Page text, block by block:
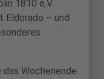
1810 e.V.
Eldorado – und
Wochenende